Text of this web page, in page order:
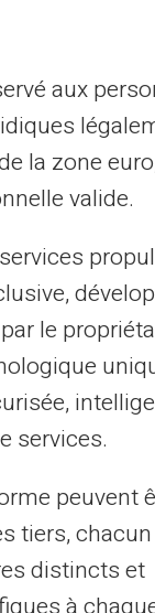
Il n'y a
vous
option
bancaires
reste sa
inclut
Cette
entre
aux
la zone
valide.
le
services.
peuvent
tiers, chacun
distincts et